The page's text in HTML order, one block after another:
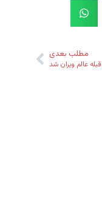
مطلب بعدی
قبله عالم ویران شد